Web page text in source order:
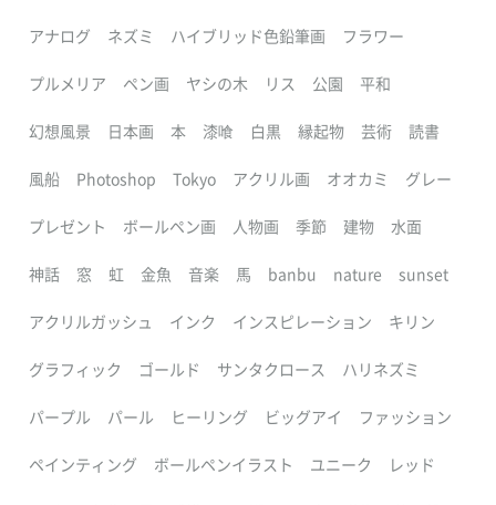
アナログ ネズミ ハイブリッド色鉛筆画 フラワー
プルメリア ペン画 ヤシの木 リス 公園 平和
幻想風景 日本画 本 漆喰 白黒 縁起物 芸術 読書
風船 Photoshop Tokyo アクリル画 オオカミ グレー
プレゼント ボールペン画 人物画 季節 建物 水面
神話 窓 虹 金魚 音楽 馬 banbu nature sunset
アクリルガッシュ インク インスピレーション キリン
グラフィック ゴールド サンタクロース ハリネズミ
パープル パール ヒーリング ビッグアイ ファッション
ペインティング ボールペンイラスト ユニーク レッド